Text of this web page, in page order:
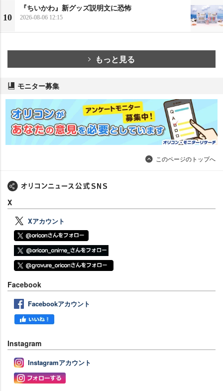
10
『ちいかわ』新グッズ説明文に恐怖
2026-08-06 12:15
もっと見る
モニター募集
このページのトップへ
X
Xアカウント
Facebook
Facebookアカウント
Instagram
Instagramアカウント